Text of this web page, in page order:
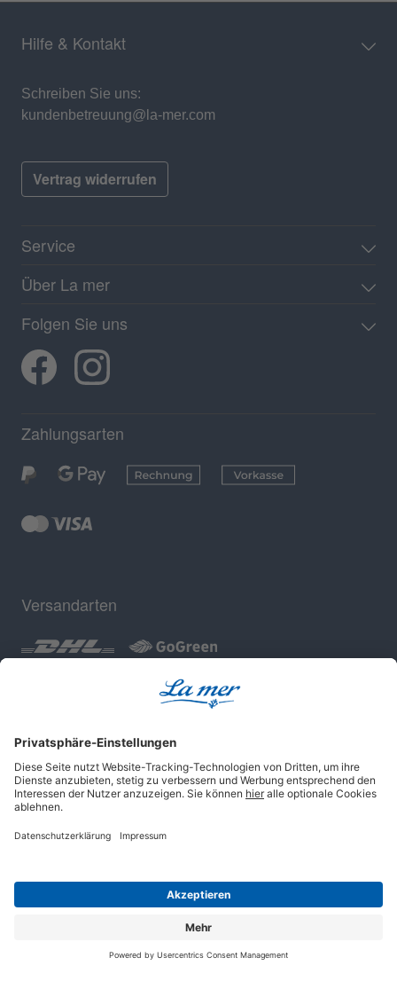
Hilfe & Kontakt
Schreiben Sie uns:
kundenbetreuung@la-mer.com
Vertrag widerrufen
Service
Über La mer
Folgen Sie uns
Zahlungsarten
Versandarten
© 2025 La mer Cosmetics AG, Cuxhaven.
Datenschutz